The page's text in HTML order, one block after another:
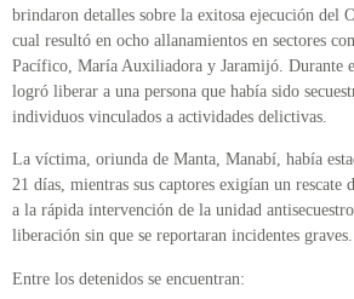
brindaron detalles sobre la exitosa ejecución del
cual resultó en ocho allanamientos en sectores
Pacífico, María Auxiliadora y Jaramijó. Durante
logró liberar a una persona que había sido
individuos vinculados a actividades delictivas.
La víctima, oriunda de Manta, Manabí, había
21 días, mientras sus captores exigían un rescate
a la rápida intervención de la unidad
liberación sin que se reportaran incidentes graves.
Entre los detenidos se encuentran: